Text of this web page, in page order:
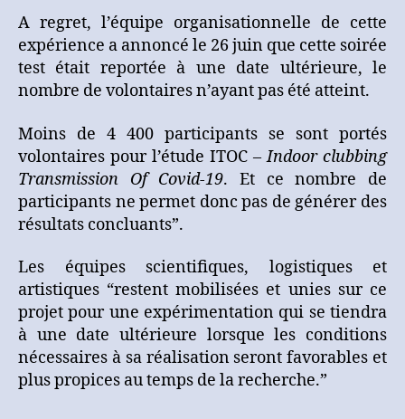
reportée
A regret, l’équipe organisationnelle de cette
expérience a annoncé le 26 juin que cette soirée
test était reportée à une date ultérieure, le
nombre de volontaires n’ayant pas été atteint.
Moins de 4 400 participants se sont portés
volontaires pour l’étude ITOC –Indoor clubbing
Transmission Of Covid-19. Et ce nombre de
participants ne permet donc pas de générer des
résultats concluants”.
Les équipes scientifiques, logistiques et
artistiques “restent mobilisées et unies sur ce
projet pour une expérimentation qui se tiendra
à une date ultérieure lorsque les conditions
nécessaires à sa réalisation seront favorables et
plus propices au temps de la recherche.”